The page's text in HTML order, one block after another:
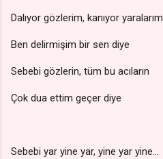
Dalıyor gözlerim, kanıyor yaralarım
Ben delirmişim bir sen diye
Sebebi gözlerin, tüm bu acıların
Çok dua ettim geçer diye
Sebebi yar yine yar, yine yar yine…